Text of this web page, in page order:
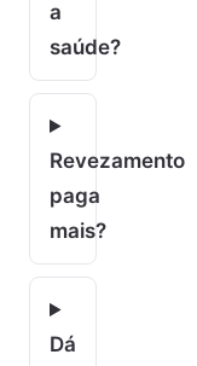
a
saúde?
Revezamento
paga
mais?
Dá